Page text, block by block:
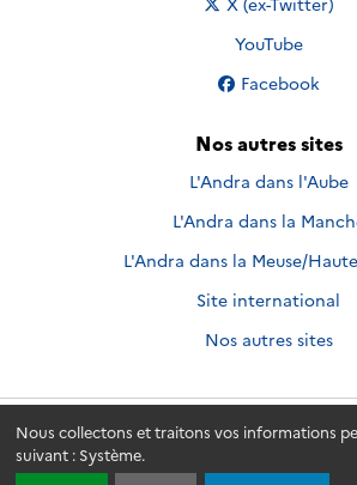
Nous collectons et traitons vos informations
suivant : Système.
Nous suivre sur
YouTube
Nous suivre sur
Facebook
Nos autres sites
L'Andra dans l'Aube
L'Andra dans la
L'Andra dans la Meuse/
Site international
Nos autres sites
Andra.fr © 2026 - Andra. Tous